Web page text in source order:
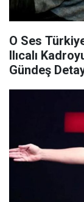
O Ses
Ilıcalı
Gündeş